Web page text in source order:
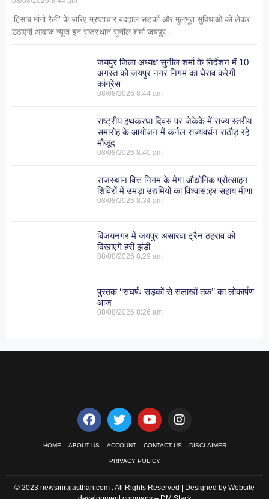
‘हिसाब मांगो रैली’ के जरिए भ्रष्टाचार,बदहाल सड़कों और मूलभूत सुविधाओं को लेकर
उठाएगी आवाज न्यूज इन राजस्थान सुनील शर्मा जयपुर।
जयपुर जिला अध्यक्ष सुनील शर्मा के निर्देशन में 10
अगस्त को जयपुर नगर निगम का घेराव करेगी
कांग्रेस
08/08/20268:44 am
राष्ट्रीय हथकरघा दिवस पर जेकेके में राज्य स्तरीय
समारोह के आयोजन में कर्नल राज्यवर्धन राठौड़ रहे
मौजूद
08/08/20268:40 am
राजस्थान वित्त निगम के मेगा औद्योगिक प्रोत्साहन
शिविरों में उमड़ा उद्यमियों का विश्वास:हर सहाय मीणा
08/08/20268:34 am
बिजयनगर में जयपुर असारवा ट्रैन ठहराव को
दिखाएंगे हरी झंडी
08/08/20268:29 am
पुस्तक ‘‘संघर्षः सड़कों से सलाखों तक’’ का लोकार्पण
आज
08/08/20268:26 am
HOME ABOUT US ACCOUNT CONTACT US DISCLAIMER
PRIVACY POLICY
© 2023 newsinrajasthan.com . All Rights Reserved | Designed by Website